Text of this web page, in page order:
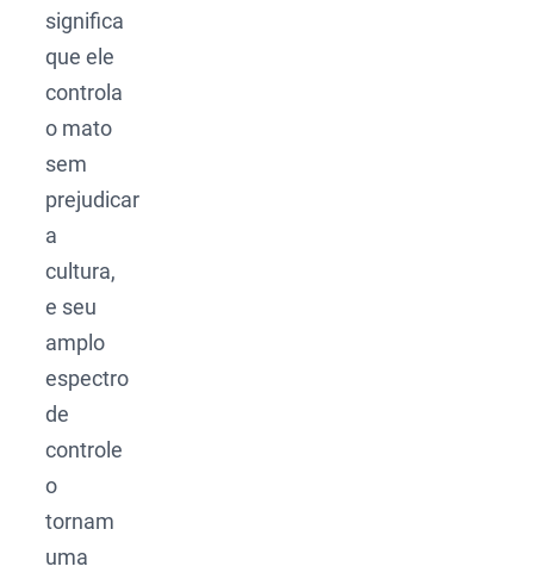
significa
que ele
controla
o mato
sem
prejudicar
a
cultura,
e seu
amplo
espectro
de
controle
o
tornam
uma